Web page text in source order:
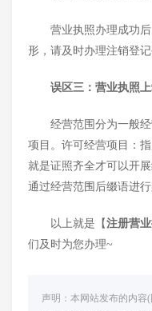
营业执照办理成功
形，请及时办理注销登记
误区三：营业执照
经营范围分为一般
项目。许可经营项目：
就是证照齐全才可以开
通过经营范围后缀语进
以上就是【注册营
们及时为您办理~
声明：本网站发布的内容